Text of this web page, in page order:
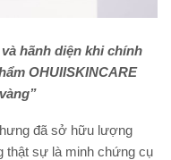
hãnh diện khi chính
OHUIISKINCARE
đã sở hữu lượng
thật sự là minh chứng cụ